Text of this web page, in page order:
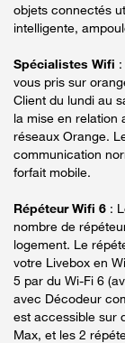
objets connectés
intelligente,
Spécialistes Wifi
vous pris sur
Client du lundi au
la mise en relation
réseaux Orange.
communication
forfait mobile.
Répéteur Wifi 6 :
nombre de
logement. Le
votre Livebox en
5 par du Wi-Fi 6
avec Décodeur
est accessible sur
Max, et les 2